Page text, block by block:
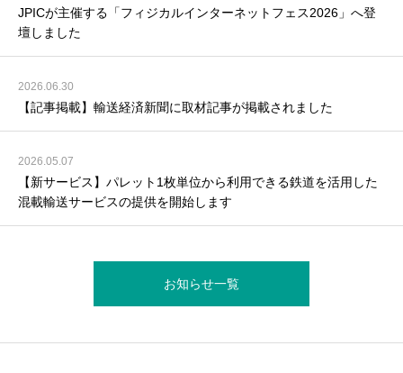
JPICが主催する「フィジカルインターネットフェス2026」へ登
壇しました
2026.06.30
【記事掲載】輸送経済新聞に取材記事が掲載されました
2026.05.07
【新サービス】パレット1枚単位から利用できる鉄道を活用した
混載輸送サービスの提供を開始します
お知らせ一覧